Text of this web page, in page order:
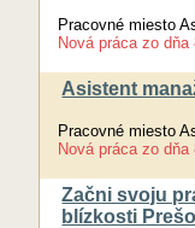
Pracovné miesto
Nová práca zo dňa
Asistent
Pracovné miesto
Nová práca zo dňa
Začni svoju
blízkosti